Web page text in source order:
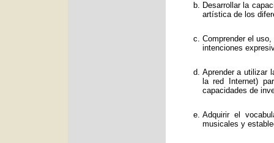
Desarrollar la
artística de los
Comprender el
intenciones
Aprender a utilizar
la red Internet)
capacidades de
Adquirir el
musicales y